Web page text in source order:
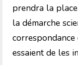
prendra la
la démarche
essaient de les